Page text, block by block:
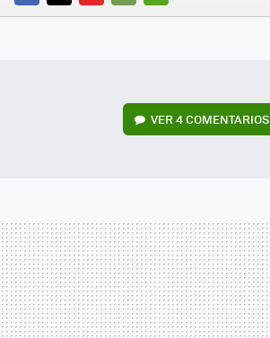
FACEBOOK
TWITTERFLIPBOARD
E-
WHATSAPP
VER4 COMENTARIOS